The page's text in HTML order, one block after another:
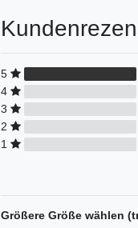
5
4
3
2
1
Größere Größe wählen